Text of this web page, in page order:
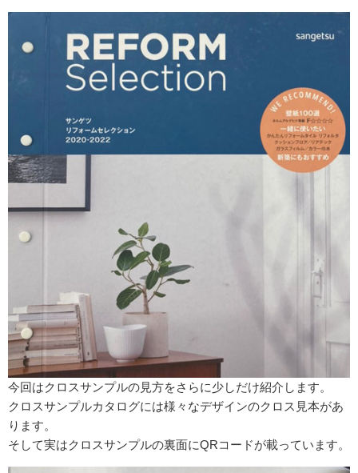
今回はクロスサンプルの見方をさらに少しだけ紹介します。
クロスサンプルカタログには様々なデザインのクロス見本があ
ります。
そして実はクロスサンプルの裏面にQRコードが載っています。